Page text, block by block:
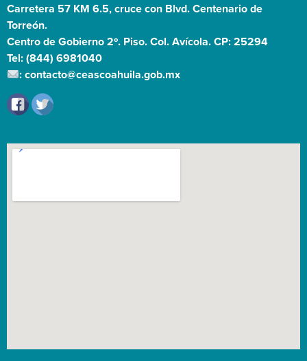
Carretera 57 KM 6.5, cruce con Blvd. Centenario de
Torreón.
Centro de Gobierno 2º. Piso. Col. Avícola. CP: 25294
Tel: (844) 6981040
: contacto@ceascoahuila.gob.mx